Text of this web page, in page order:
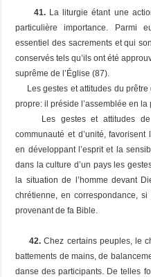
41. La liturgie étant une
particulière importance. Parmi
essentiel des sacrements et qui
conservés tels qu’ils ont été
suprême de l’Église (87).
Les gestes et attitudes du prêtre
propre: il préside l’assemblée en la
Les gestes et attitudes de
communauté et d’unité,
en développant l’esprit et la
dans la culture d’un pays les
la situation de l’homme devant
chrétienne, en correspondance,
provenant de fa Bible.
42. Chez certains peuples, le
battements de mains, de
danse des participants. De telles